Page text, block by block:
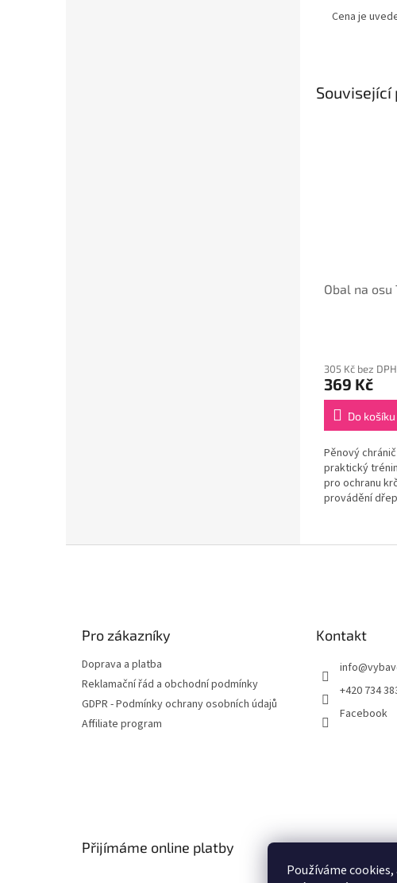
Používáme
Obal na osu
305 Kč bez DPH
369 Kč
Do košíku
Pěnový
praktický
pro ochranu
provádění
oporu,...
Cena je
Pro zákazníky
Doprava a platba
Reklamační řád a obchodní podmínky
GDPR - Podmínky ochrany osobních údajů
Affiliate program
Kontakt
info@
+420 734
Facebook
Přijímáme online platby